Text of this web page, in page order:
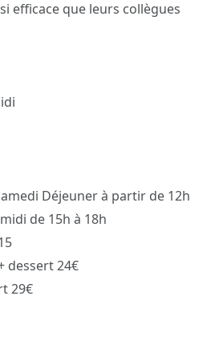
efficace que leurs collègues
Déjeuner à partir de 12h
de 15h à 18h
dessert 24€
29€